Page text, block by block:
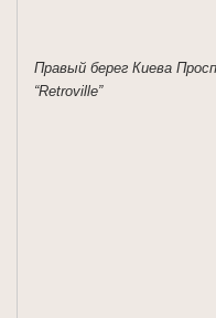
Правый берег Киева
“Retroville”